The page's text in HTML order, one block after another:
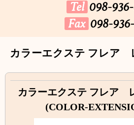
Tel 098-
Fax 098-
カラーエクステ フレア
カラーエクステ フレア
(COLOR-